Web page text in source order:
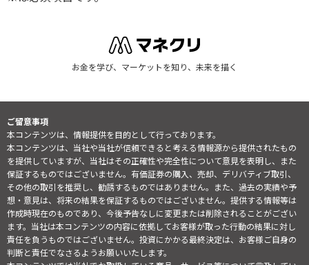
お金を学び、マーケットを知り、未来を描く
ご留意事項
本コンテンツは、情報提供を目的として行っております。
本コンテンツは、当社や当社が信頼できると考える情報源から提供されたもの
を提供していますが、当社はその正確性や完全性について意見を表明し、また
保証するものではございません。有価証券の購入、売却、デリバティブ取引、
その他の取引を推奨し、勧誘するものではありません。また、過去の実績や予
想・意見は、将来の結果を保証するものではございません。提供する情報等は
作成時現在のものであり、今後予告なしに変更または削除されることがござい
ます。当社は本コンテンツの内容に依拠してお客様が取った行動の結果に対し
責任を負うものではございません。投資にかかる最終決定は、お客様ご自身の
判断と責任でなさるようお願いいたします。